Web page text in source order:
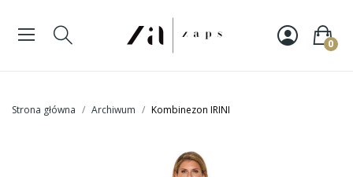
0
Strona główna Archiwum Kombinezon IRINI